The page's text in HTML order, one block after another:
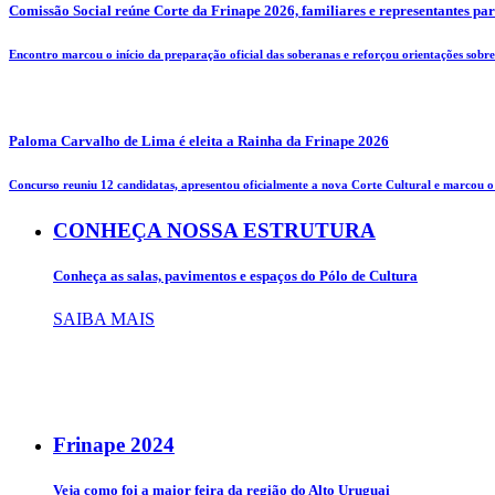
Comissão Social reúne Corte da Frinape 2026, familiares e representantes
Encontro marcou o início da preparação oficial das soberanas e reforçou orientações
Paloma Carvalho de Lima é eleita a Rainha da Frinape 2026
Concurso reuniu 12 candidatas, apresentou oficialmente a nova Corte Cultural e marcou
CONHEÇA NOSSA ESTRUTURA
Conheça as salas, pavimentos e espaços do Pólo de Cultura
SAIBA MAIS
Frinape 2024
Veja como foi a maior feira da região do Alto Uruguai